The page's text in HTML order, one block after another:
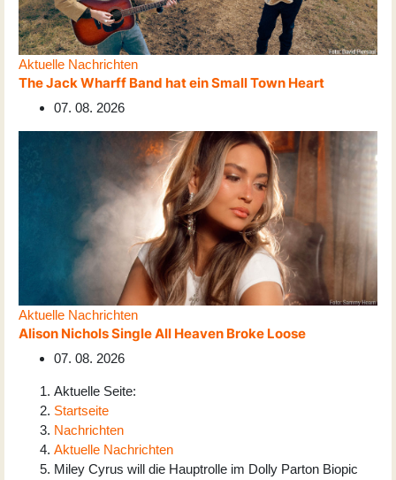
Aktuelle Nachrichten
The Jack Wharff Band hat ein Small Town Heart
07. 08. 2026
Aktuelle Nachrichten
Alison Nichols Single All Heaven Broke Loose
07. 08. 2026
Aktuelle Seite:
Startseite
Nachrichten
Aktuelle Nachrichten
Miley Cyrus will die Hauptrolle im Dolly Parton Biopic